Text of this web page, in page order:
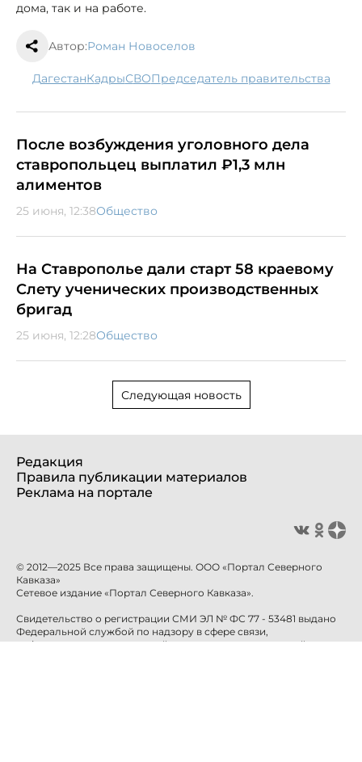
дома, так и на работе.
Автор:Роман Новоселов
Дагестан кадры СВО председатель правительства
После возбуждения уголовного дела
ставропольцец выплатил ₽1,3 млн
алиментов
25 июня, 12:38Общество
На Ставрополье дали старт 58 краевому
Слету ученических производственных
бригад
25 июня, 12:28Общество
Следующая новость
Редакция
Правила публикации материалов
Реклама на портале
© 2012—2025 Все права защищены. ООО «Портал Северного
Кавказа»
Сетевое издание «Портал Северного Кавказа».
Свидетельство о регистрации СМИ ЭЛ № ФС 77 - 53481 выдано
Федеральной службой по надзору в сфере связи,
информационных технологий и массовых коммуникаций